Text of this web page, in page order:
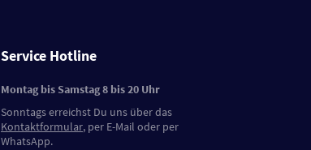
Service Hotline
Montag bis Samstag 8 bis 20 Uhr
Sonntags erreichst Du uns über das
Kontaktformular, per E-Mail oder per
WhatsApp.